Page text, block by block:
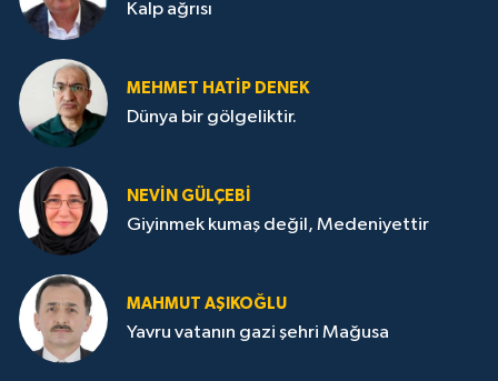
Kalp ağrısı
MEHMET HATİP DENEK
Dünya bir gölgeliktir.
NEVİN GÜLÇEBİ
Giyinmek kumaş değil, Medeniyettir
MAHMUT AŞIKOĞLU
Yavru vatanın gazi şehri Mağusa